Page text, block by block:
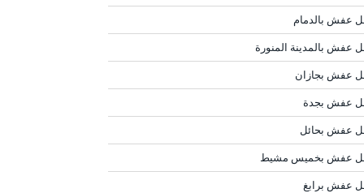
عفش بالدمام
عفش بالمدينة المنورة
عفش بجازان
عفش بجدة
عفش بحائل
عفش بخميس مشيط
عفش برابغ